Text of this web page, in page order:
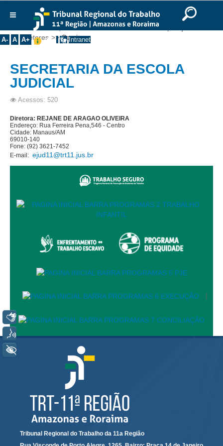
Ir para o rodapé
English
Português Español
A- A A+ Intranet
Institucional
Presidência
Corregedoria
Composição
Desembargadores
Seções Especializadas
Turmas
Juízes Manaus
Juízes Interior
Diretores
Comitê Gestor Regional do e-Gestão e de Tabelas
Comitê do Datajud
Comissão de Ética
Comitê de Priorização do Primeiro Grau
Comissão de Uniformização de Jurisprudência
Comitê de Gestão de Pessoas
Comitê de Atenção Integral à Saúde de Magistrados e
Você está aqui:Início >> Institucional >> Composição
Diretores >> Serviços
SECRETARIA DA ESCOLA
JUDICIAL
Acessos: 520
Diretora: REJANE DE ARAGAO OLIVEIRA
Endereço: Rua Ferreira Pena,546 - Centro
Cidade: Manaus/AM
69010-140
Fone: (92) 3621-7452
E-mail: ejud11@trt11.jus.br
|
Tribunal Regional do Trabalho da 11a Região
Libras
+ Acessibilidade